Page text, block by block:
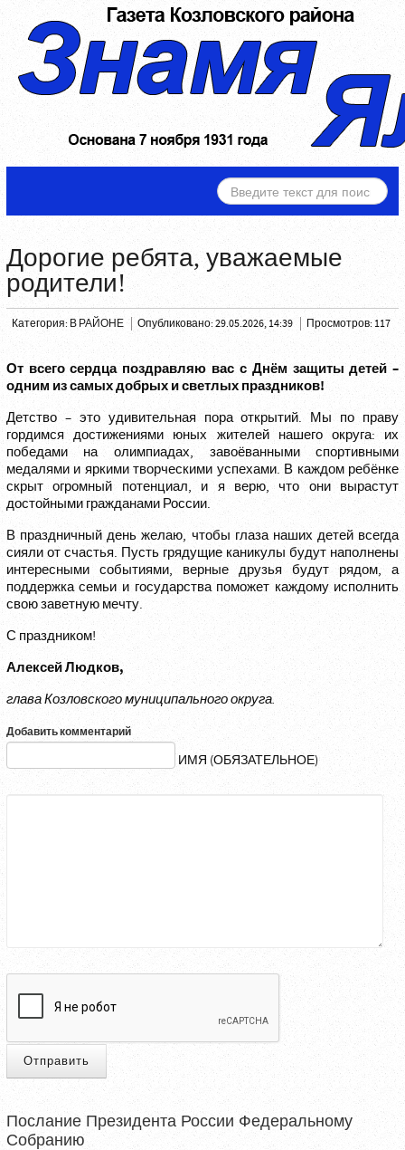
ИСКАТЬ...
Дорогие ребята, уважаемые
родители!
Категория: В РАЙОНЕ Опубликовано: 29.05.2026, 14:39 Просмотров: 117
От всего сердца поздравляю вас с Днём защиты детей –
одним из самых добрых и светлых праздников!
Детство – это удивительная пора открытий. Мы по праву
гордимся достижениями юных жителей нашего округа: их
победами на олимпиадах, завоёванными спортивными
медалями и яркими творческими успехами. В каждом ребёнке
скрыт огромный потенциал, и я верю, что они вырастут
достойными гражданами России.
В праздничный день желаю, чтобы глаза наших детей всегда
сияли от счастья. Пусть грядущие каникулы будут наполнены
интересными событиями, верные друзья будут рядом, а
поддержка семьи и государства поможет каждому исполнить
свою заветную мечту.
С праздником!
Алексей Людков,
глава Козловского муниципального округа.
Добавить комментарий
ИМЯ (ОБЯЗАТЕЛЬНОЕ)
Отправить
Послание Президента России Федеральному
Собранию